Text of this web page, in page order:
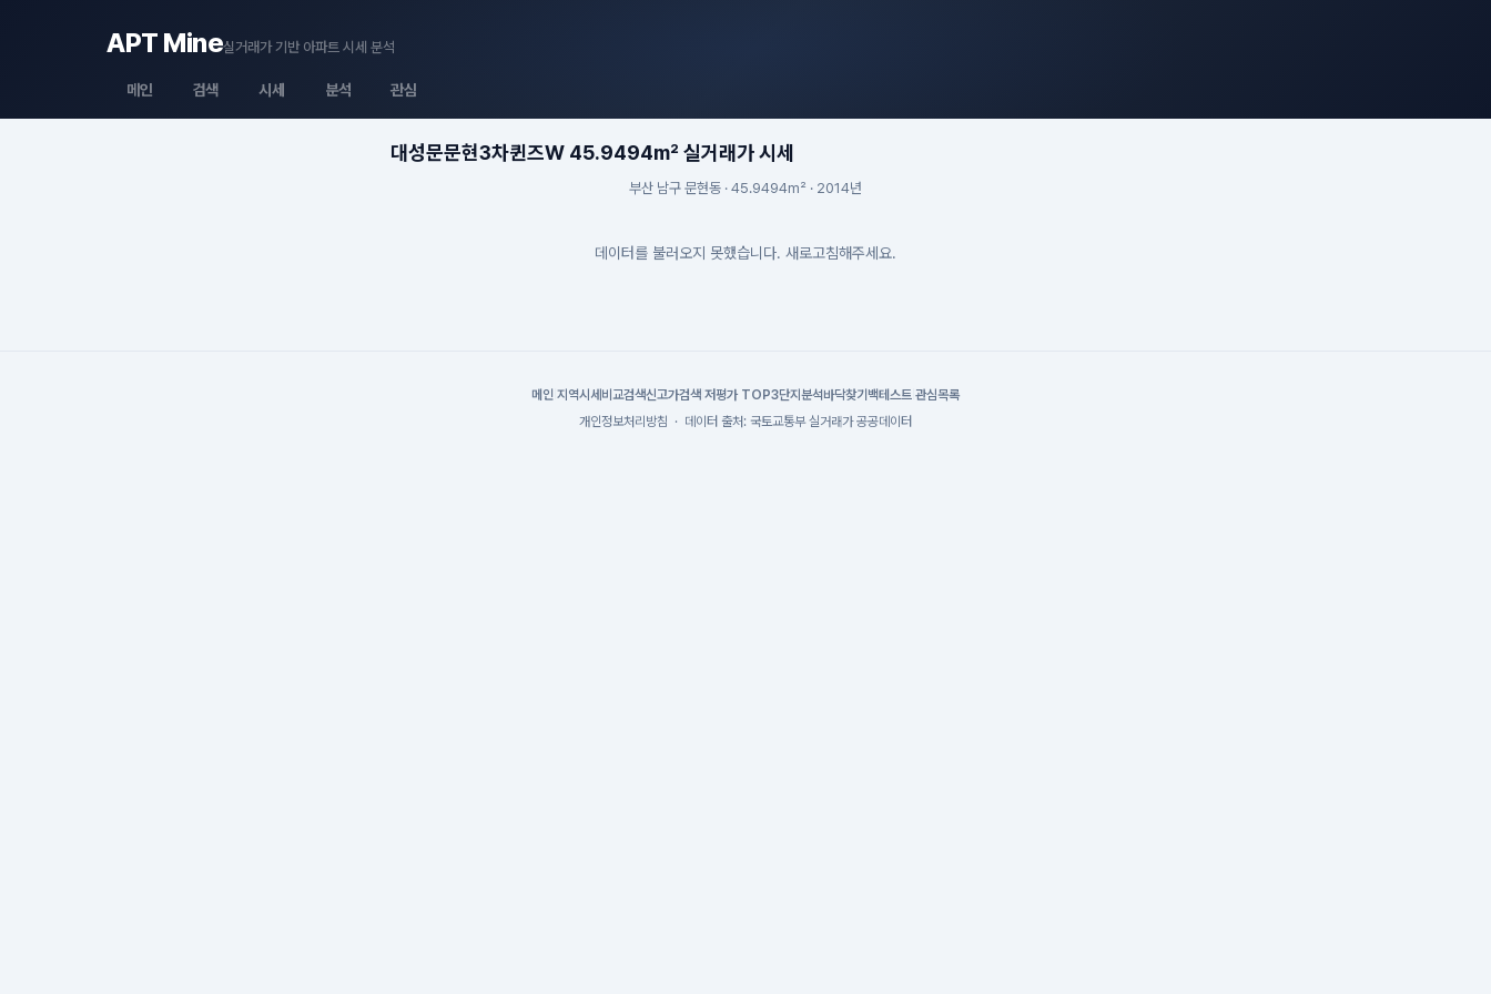
APT Mine실거래가 기반 아파트 시세 분석
메인 검색 시세 분석 관심
대성문문현3차퀸즈W 45.9494m² 실거래가 시세
부산 남구 문현동 · 45.9494m² · 2014년
데이터를 불러오지 못했습니다. 새로고침해주세요.
메인 지역시세 비교검색신고가검색 저평가 TOP3단지분석 바닥찾기 백테스트 관심목록
개인정보처리방침 · 데이터 출처: 국토교통부 실거래가 공공데이터